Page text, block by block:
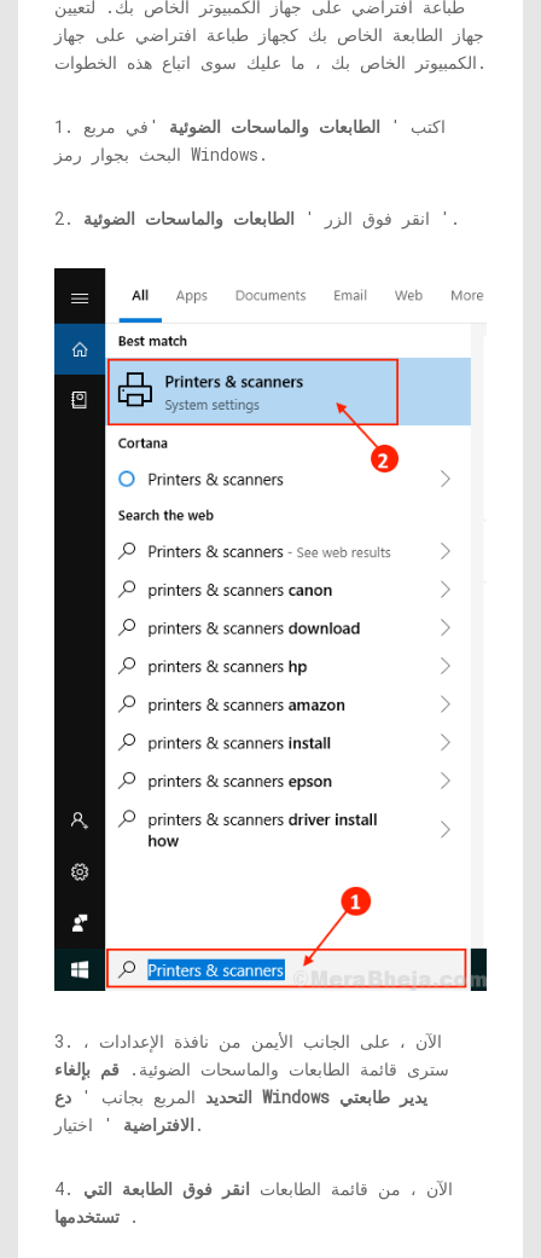
طباعة افتراضي على جهاز الكمبيوتر الخاص بك. لتعيين
جهاز الطابعة الخاص بك كجهاز طباعة افتراضي على جهاز
الكمبيوتر الخاص بك ، ما عليك سوى اتباع هذه الخطوات.
1. اكتب ' الطابعات والماسحات الضوئية 'في مربع
البحث بجوار رمز Windows.
2. انقر فوق الزر ' الطابعات والماسحات الضوئية '.
3. الآن ، على الجانب الأيمن من نافذة الإعدادات ،
سترى قائمة الطابعات والماسحات الضوئية. قم بإلغاء
التحديد المربع بجانب ' دع Windows يدير طابعتي
الافتراضية ' اختيار.
4. الآن ، من قائمة الطابعات انقر فوق الطابعة التي
تستخدمها .